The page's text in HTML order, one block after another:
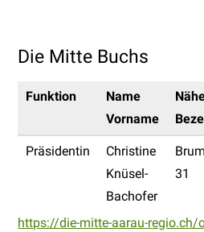
Die Mitte Buchs
Funktion
Name
Vorname
Präsidentin
Christine
Knüsel-
Bachofer
31
https://die-mitte-aarau-